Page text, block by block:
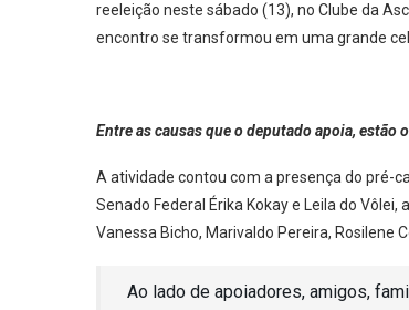
reeleição neste sábado (13), no Clube da
encontro se transformou em uma grande
Entre as causas que o deputado apoia, estão
A atividade contou com a presença do pré-
Senado Federal Érika Kokay e Leila do
Vanessa Bicho, Marivaldo Pereira, Rosilene
Ao lado de apoiadores, amigos,